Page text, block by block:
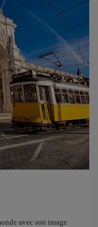
avec son image